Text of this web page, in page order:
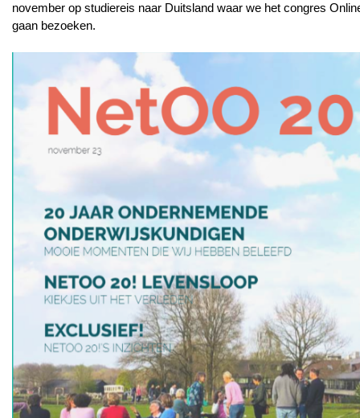
november op studiereis naar Duitsland waar we het congres
gaan bezoeken.